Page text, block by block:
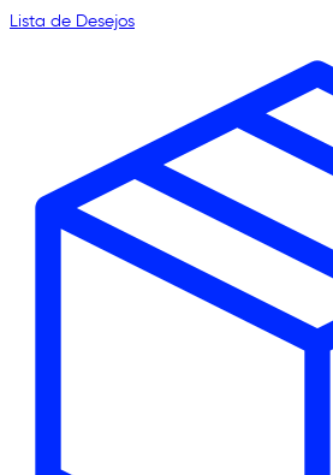
Lista de Desejos